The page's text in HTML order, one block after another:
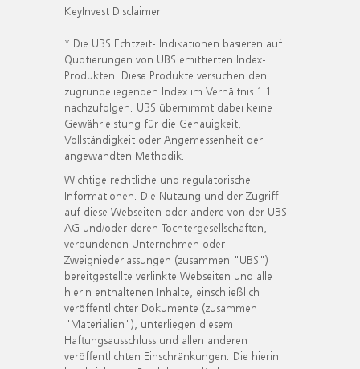
KeyInvest Disclaimer
* Die UBS Echtzeit- Indikationen basieren auf
Quotierungen von UBS emittierten Index-
Produkten. Diese Produkte versuchen den
zugrundeliegenden Index im Verhältnis 1:1
nachzufolgen. UBS übernimmt dabei keine
Gewährleistung für die Genauigkeit,
Vollständigkeit oder Angemessenheit der
angewandten Methodik.
Wichtige rechtliche und regulatorische
Informationen. Die Nutzung und der Zugriff
auf diese Webseiten oder andere von der UBS
AG und/oder deren Tochtergesellschaften,
verbundenen Unternehmen oder
Zweigniederlassungen (zusammen "UBS")
bereitgestellte verlinkte Webseiten und alle
hierin enthaltenen Inhalte, einschließlich
veröffentlichter Dokumente (zusammen
"Materialien"), unterliegen diesem
Haftungsausschluss und allen anderen
veröffentlichten Einschränkungen. Die hierin